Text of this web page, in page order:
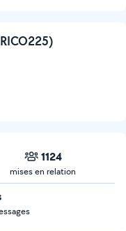
1124
mises en relation